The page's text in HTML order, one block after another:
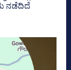
ನಡೆದಿದೆ